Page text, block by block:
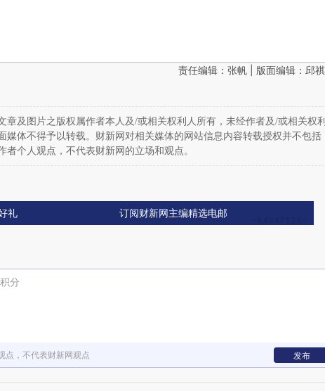
责任编辑：张帆 | 版面编辑：邱
章及图片之版权属作者本人及/或相关权利人所有，未经作者及/或相关权利
媒体不得予以转载。财新网对相关媒体的网站信息内容转载授权并不包括
者个人观点，不代表财新网的立场和观点。
礼 订阅财新网主编精选电邮
分
点，不代表财新网观点 发布